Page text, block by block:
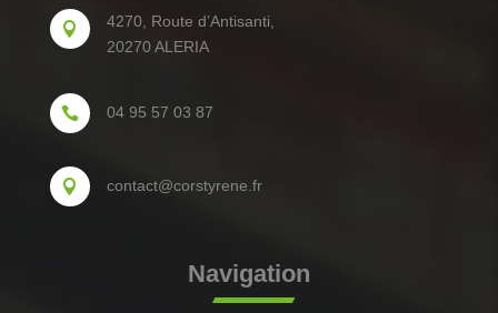

4270, Route d’Antisanti,
20270 ALERIA
 04 95 57 03 87
 contact@corstyrene.fr
Navigation